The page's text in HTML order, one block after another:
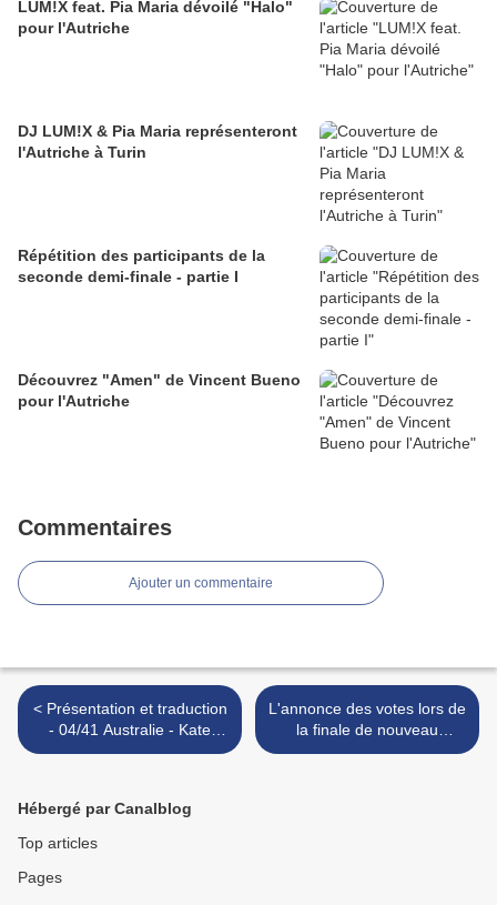
LUM!X feat. Pia Maria dévoilé "Halo"
pour l'Autriche
DJ LUM!X & Pia Maria représenteront
l'Autriche à Turin
Répétition des participants de la
seconde demi-finale - partie I
Découvrez "Amen" de Vincent Bueno
pour l'Autriche
Commentaires
Ajouter un commentaire
< Présentation et traduction
- 04/41 Australie - Kate
Miller-Heidke - Zero gravity
L'annonce des votes lors de
la finale de nouveau
modifiée >
Hébergé par Canalblog
Top articles
Pages